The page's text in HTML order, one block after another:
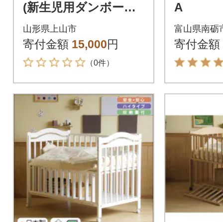
(新生児用ダンボール
ベッド) 0157-2301
山形県上山市
寄付金額 15,000円
（0件）
A
富山県南砺
寄付金額